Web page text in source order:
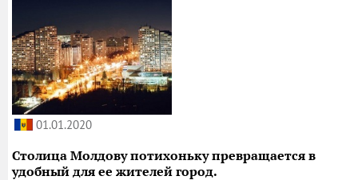
01.01.2020
Столица Молдову потихоньку превращается в
удобный для ее жителей город.